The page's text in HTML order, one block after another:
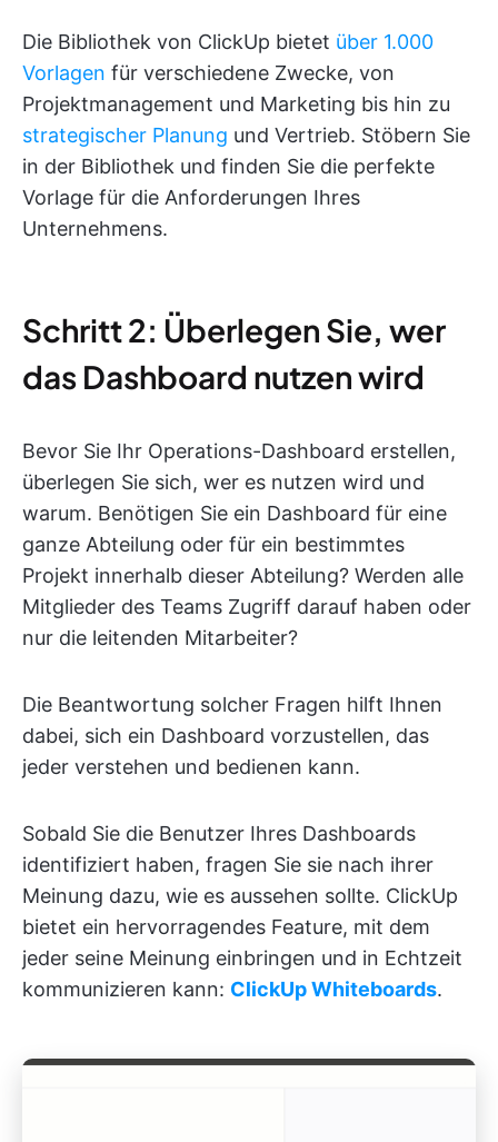
Die Bibliothek von ClickUp bietet über 1.000
Vorlagen für verschiedene Zwecke, von
Projektmanagement und Marketing bis hin zu
strategischer Planung und Vertrieb. Stöbern Sie
in der Bibliothek und finden Sie die perfekte
Vorlage für die Anforderungen Ihres
Unternehmens.
Schritt 2: Überlegen Sie, wer
das Dashboard nutzen wird
Bevor Sie Ihr Operations-Dashboard erstellen,
überlegen Sie sich, wer es nutzen wird und
warum. Benötigen Sie ein Dashboard für eine
ganze Abteilung oder für ein bestimmtes
Projekt innerhalb dieser Abteilung? Werden alle
Mitglieder des Teams Zugriff darauf haben oder
nur die leitenden Mitarbeiter?
Die Beantwortung solcher Fragen hilft Ihnen
dabei, sich ein Dashboard vorzustellen, das
jeder verstehen und bedienen kann.
Sobald Sie die Benutzer Ihres Dashboards
identifiziert haben, fragen Sie sie nach ihrer
Meinung dazu, wie es aussehen sollte. ClickUp
bietet ein hervorragendes Feature, mit dem
jeder seine Meinung einbringen und in Echtzeit
kommunizieren kann: ClickUp Whiteboards.